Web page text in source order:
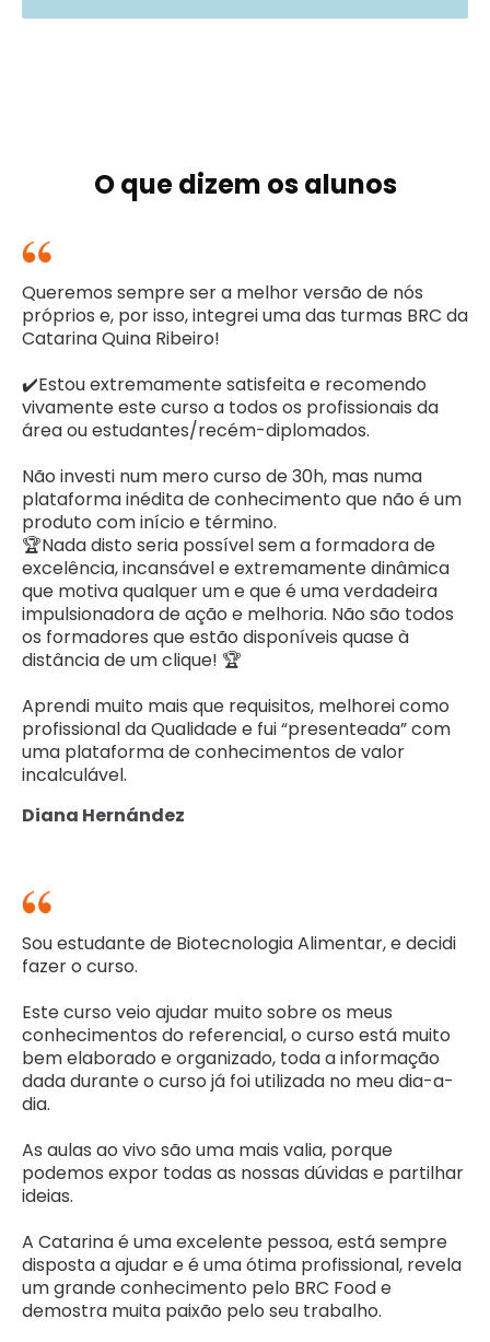
T
O que dizem os alunos
Queremos sempre ser a melhor versão de nós
próprios e, por isso, integrei uma das turmas BRC da
Catarina Quina Ribeiro!
✔️Estou extremamente satisfeita e recomendo
vivamente este curso a todos os profissionais da
área ou estudantes/recém-diplomados.
Não investi num mero curso de 30h, mas numa
plataforma inédita de conhecimento que não é um
produto com início e término.
🏆Nada disto seria possível sem a formadora de
excelência, incansável e extremamente dinâmica
que motiva qualquer um e que é uma verdadeira
impulsionadora de ação e melhoria. Não são todos
os formadores que estão disponíveis quase à
distância de um clique! 🏆
Aprendi muito mais que requisitos, melhorei como
profissional da Qualidade e fui “presenteada” com
uma plataforma de conhecimentos de valor
incalculável.
Diana Hernández
Sou estudante de Biotecnologia Alimentar, e decidi
fazer o curso.
Este curso veio ajudar muito sobre os meus
conhecimentos do referencial, o curso está muito
bem elaborado e organizado, toda a informação
dada durante o curso já foi utilizada no meu dia-a-
dia.
As aulas ao vivo são uma mais valia, porque
podemos expor todas as nossas dúvidas e partilhar
ideias.
A Catarina é uma excelente pessoa, está sempre
disposta a ajudar e é uma ótima profissional, revela
um grande conhecimento pelo BRC Food e
demostra muita paixão pelo seu trabalho.